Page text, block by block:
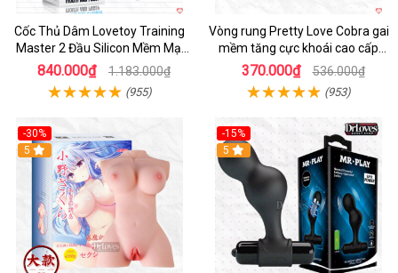
Cốc Thủ Dâm Lovetoy Training
Master 2 Đầu Silicon Mềm Mại
Tiện Lợi
840.000₫ 1.183.000₫
(955)
Vòng rung Pretty Love Cobra gai
mềm tăng cực khoái cao cấp
chính hãng
370.000₫ 536.000₫
(953)
-30%
Hot
5
-15%
Hot
5